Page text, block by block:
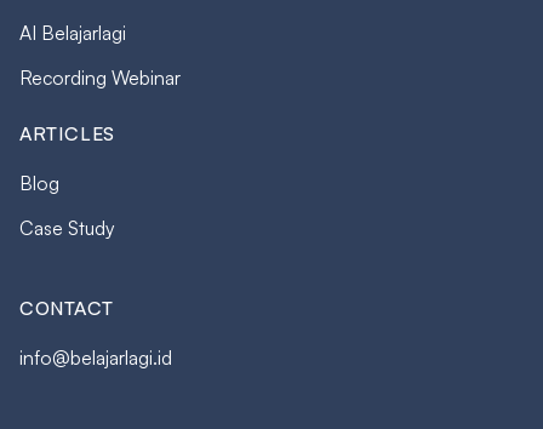
AI Belajarlagi
Recording Webinar
ARTICLES
Blog
Case Study
CONTACT
info@belajarlagi.id